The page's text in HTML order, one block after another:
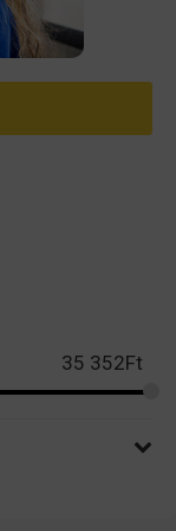
35 352Ft